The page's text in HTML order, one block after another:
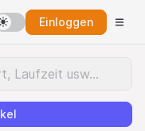
Einloggen